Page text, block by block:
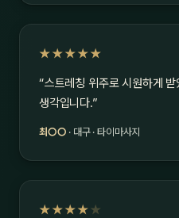
★★★★★
“스트레칭 위주로 시원하게
생각입니다.”
최○○ · 대구 · 타이마사지
★★★★ ★